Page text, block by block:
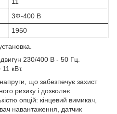
11
3Ф-400 В
1950
230/400 В - 50 Гц.
кВт.
що забезпечує захист
ризику і дозволяє
опцій: кінцевий вимикач,
навантаження, датчик